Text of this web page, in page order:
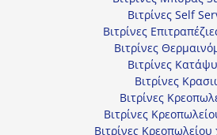
Βιτρίνες Self
Βιτρίνες
Βιτρίνες
Βιτρίνες
Βιτρίνες
Βιτρίνες
Βιτρίνες
Βιτρίνες